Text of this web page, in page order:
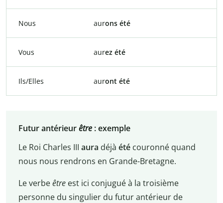
Nous aurons été
Vous aurez été
Ils/Elles auront été
Futur antérieurêtre : exemple
Le Roi Charles III aura déjà étécouronné quand
nous nous rendrons en Grande-Bretagne.
Le verbeêtreest ici conjugué à la troisième
personne du singulier du futur antérieur de